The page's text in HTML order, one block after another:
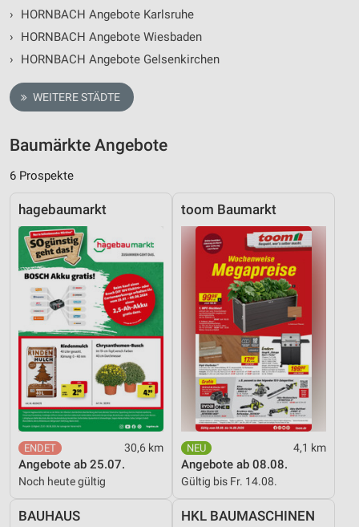
›
HORNBACH Angebote Karlsruhe
›
HORNBACH Angebote Wiesbaden
›
HORNBACH Angebote Gelsenkirchen
WEITERE STÄDTE
Baumärkte Angebote
6 Prospekte
hagebaumarkt
30,6 km
Angebote ab 25.07.
Noch heute gültig
toom Baumarkt
4,1 km
Angebote ab 08.08.
Gültig bis Fr. 14.08.
BAUHAUS HKL BAUMASCHINEN